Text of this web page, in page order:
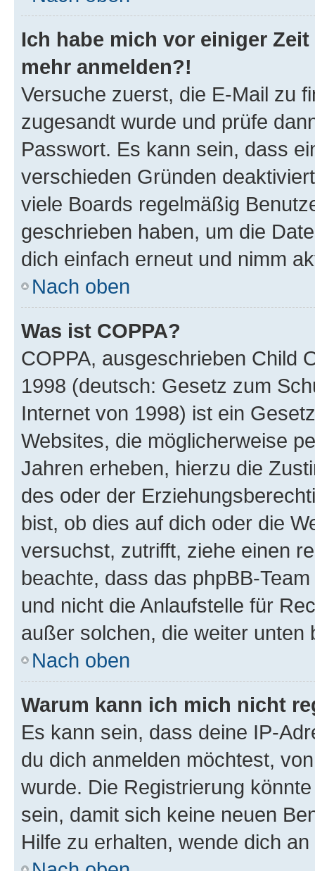
Ich habe mich vor einiger
mehr anmelden?!
Versuche zuerst, die E-Mail zu
zugesandt wurde und prüfe
Passwort. Es kann sein, dass
verschieden Gründen
viele Boards regelmäßig
geschrieben haben, um die
dich einfach erneut und nimm
Nach oben
Was ist COPPA?
COPPA, ausgeschrieben Child
1998 (deutsch: Gesetz zum
Internet von 1998) ist ein
Websites, die möglicherweise
Jahren erheben, hierzu die
des oder der
bist, ob dies auf dich oder die
versuchst, zutrifft, ziehe einen
beachte, dass das phpBB-
und nicht die Anlaufstelle für
außer solchen, die weiter unten
Nach oben
Warum kann ich mich nicht
Es kann sein, dass deine IP-
du dich anmelden möchtest,
wurde. Die Registrierung
sein, damit sich keine neuen
Hilfe zu erhalten, wende dich